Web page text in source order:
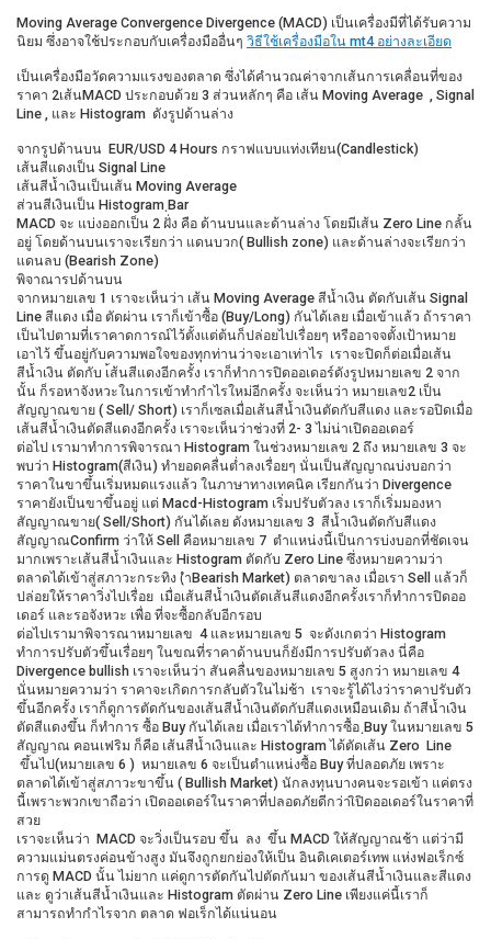
Moving Average Convergence Divergence (MACD) เป็นเครื่องมีที่ได้รับความ
นิยม ซึ่งอาจใช้ประกอบกับเครื่องมืออื่นๆ วิธีใช้เครื่องมือใน mt4 อย่างละเอียด
เป็นเครื่องมือวัดความแรงของตลาด ซึ่งได้คำนวณค่าจากเส้นการเคลื่อนที่ของ
ราคา 2เส้นMACD ประกอบด้วย 3 ส่วนหลักๆ คือ เส้น Moving Average , Signal
Line , และ Histogram ดังรูปด้านล่าง
จากรูปด้านบน EUR/USD 4 Hours กราฟแบบแท่งเทียน(Candlestick)
เส้นสีแดงเป็น Signal Line
เส้นสีน้ำเงินเป็นเส้น Moving Average
ส่วนสีเงินเป็น Histogram ฺBar
MACD จะ แบ่งออกเป็น 2 ฝั่ง คือ ด้านบนและด้านล่าง โดยมีเส้น Zero Line กลั้น
อยู่ โดยด้านบนเราจะเรียกว่า แดนบวก( Bullish zone) และด้านล่างจะเรียกว่า
แดนลบ (Bearish Zone)
พิจาณารปด้านบน
จากหมายเลข 1 เราจะเห็นว่า เส้น Moving Average สีน้ำเงิน ตัดกับเส้น Signal
Line สีแดง เมื่อ ตัดผ่าน เราก็เข้าซื้อ (Buy/Long) กันได้เลย เมื่อเข้าแล้ว ถ้าราคา
เป็นไปตามที่เราคาดการณ์ไว้ตั้งแต่ต้นก็ปล่อยไปเรื่อยๆ หรืออาจจตั้งเป้าหมาย
เอาไว้ ขึ้นอยู่กับความพอใจของทุกท่านว่าจะเอาเท่าไร เราจะปิดก็ต่อเมื่อเส้น
สีน้ำเงิน ตัดกับ เ้ส้นสีแดงอีกครั้ง เราก็ทำการปิดออเดอร์ดังรูปหมายเลข 2 จาก
นั้น ก็รอหาจังหวะในการเข้าทำกำไรใหม่อีกครั้ง จะเห็นว่า หมายเลข2 เป็น
สัญญาณขาย ( Sell/ Short) เราก็เซลเมื่อเส้นสีน้ำเงินตัดกับสีแดง และรอปิดเมื่อ
เส้นสีน้ำเงินตัดสีแดงอีกครั้ง เราจะเห็นว่าช่วงที่ 2- 3 ไม่น่าเปิดออเดอร์
ต่อไป เรามาทำการพิจารณา Histogram ในช่วงหมายเลข 2 ถึง หมายเลข 3 จะ
พบว่า Histogram(สีเงิน) ทำยอดคลื่นต่ำลงเรื่อยๆ นั่นเป็นสัญญาณบ่งบอกว่า
ราคาในขาขึ้นเริ่มหมดแรงแล้ว ในภาษาทางเทคนิค เรียกกันว่า Divergence
ราคายังเป็นขาขึ้นอยู่ แต่ Macd-Histogram เริ่มปรับตัวลง เราก็เริ่มมองหา
สัญญาณขาย( Sell/Short) กันได้เลย ดังหมายเลข 3 สีน้ำเงินตัดกับสีแดง
สัญญาณConfirm ว่าให้ Sell คือหมายเลข 7 ตำแหน่งนี้เป็นการบ่งบอกที่ชัดเจน
มากเพราะเส้นสีน้ำเงินและ Histogram ตัดกับ Zero Line ซึ่งหมายความว่า
ตลาดได้เข้าสู่สภาวะกระทิง (ฺำBearish Market) ตลาดขาลง เมื่อเรา Sell แล้วก็
ปล่อยให้ราคาวิ่งไปเรื่อย เมื่อเส้นสีน้ำเงินตัดเส้นสีแดงอีกครั้งเราก็ทำการปิดออ
เดอร์ และรอจังหวะ เพื่อ ที่จะซื้อกลับอีกรอบ
ต่อไปเรามาพิจารณาหมายเลข 4 และหมายเลข 5 จะดังเกตว่า Histogram
ทำการปรับตัวขึ้นเรื่อยๆ ในขณที่ราคาด้านบนก็ยังมีการปรับตัวลง นี่คือ
Divergence bullish เราจะเห็นว่า สันคลื่นของหมายเลข 5 สูงกว่า หมายเลข 4
นั่นหมายความว่า ราคาจะเกิดการกลับตัวในไม่ช้า เราจะรู้ได้ไงว่าราคาปรับตัว
ขึ้นอีกครั้ง เราก็ดูการตัดกันของเส้นสีน้ำเงินตัดกับสีแดงเหมือนเดิม ถ้าสีน้ำเงิน
ตัดสีแดงขึ้น ก็ทำการ ซื้อ Buy กันได้เลย เมื่อเราได้ทำการซื้อ ฺBuy ในหมายเลข 5
สัญญาณ คอนเฟริม ก็คือ เส้นสีน้ำเงินและ Histogram ได้ตัดเส้น Zero Line
ขึ้นไป(หมายเลข 6 ) หมายเลข 6 จะเป็นตำแหน่งซื้อ Buy ที่ปลอดภัย เพราะ
ตลาดได้เข้าสู่สภาวะขาขึ้น ( Bullish Market) นักลงทุนบางคนจะรอเข้า แค่ตรง
นี้เพราะพวกเขาถือว่า เปิดออเดอร์ในราคาที่ปลอดภัยดีกว่าเิปิดออเดอร์ในราคาที่
สวย
เราจะเห็นว่า MACD จะวิ่งเป็นรอบ ขึ้น ลง ขึ้น MACD ให้สัญญาณช้า แต่ว่ามี
ความแม่นตรงค่อนข้างสูง มันจึงถูกยกย่องให้เป็น อินดิเคเตอร์เทพ แห่งฟอเร็กซ์
การดู MACD นั้น ไม่ยาก แค่ดูการตัดกันไปตัดกันมา ของเส้นสีน้ำเงินและสีแดง
และ ดูว่าเส้นสีน้ำเงินและ Histogram ตัดผ่าน Zero Line เพียงแค่นี้เราก็
สามารถทำกำไรจาก ตลาด ฟอเร็กได้แน่นอน